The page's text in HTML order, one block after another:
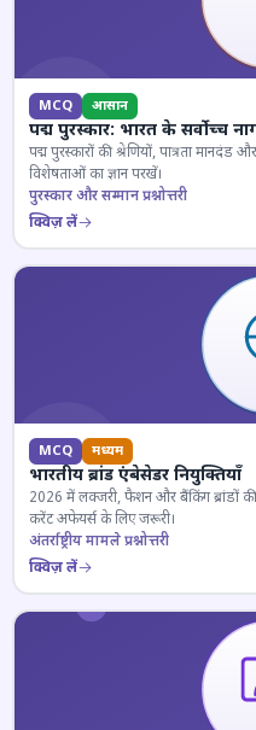
MCQ आसान
पद्म पुरस्कार: भारत के सर्वोच्च
पद्म पुरस्कारों की श्रेणियों, पात्रता मानदंड
विशेषताओं का ज्ञान परखें।
पुरस्कार और सम्मान प्रश्नोत्तरी
क्विज़ लें
MCQ मध्यम
भारतीय ब्रांड एंबेसेडर नियुक्तियाँ
2026 में लक्जरी, फैशन और बैंकिंग ब्रांडों
करेंट अफेयर्स के लिए जरूरी।
अंतर्राष्ट्रीय मामले प्रश्नोत्तरी
क्विज़ लें